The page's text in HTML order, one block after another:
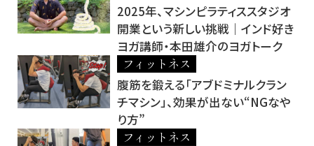
2025年、マシンピラティススタジオ
開業という新しい挑戦｜インド好き
ヨガ講師・本田雄介のヨガトーク
フィットネス
腹筋を鍛える「アブドミナルクラン
チマシン」、効果が出ない“NGなや
り方”
フィットネス